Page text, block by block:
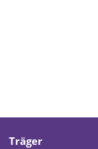
Träger